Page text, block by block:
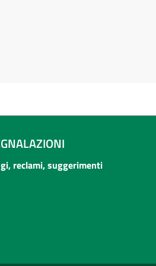
reclami, suggerimenti